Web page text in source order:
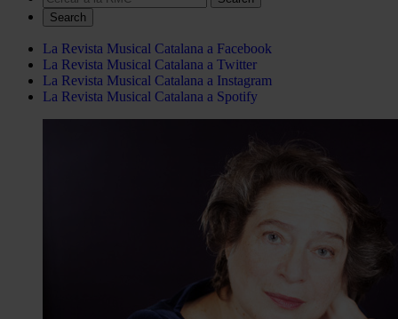
Search
La Revista Musical Catalana a Facebook
La Revista Musical Catalana a Twitter
La Revista Musical Catalana a Instagram
La Revista Musical Catalana a Spotify